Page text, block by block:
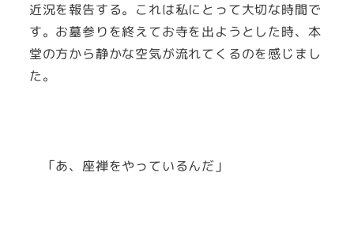
近況を報告する。これは私にとって大切な時間で
す。お墓参りを終えてお寺を出ようとした時、本
堂の方から静かな空気が流れてくるのを感じまし
た。
「あ、座禅をやっているんだ」